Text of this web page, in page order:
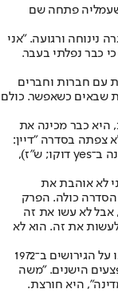
כשעמליה פתחה שם
נינוחה ורגועה. "אני
כבר נפלתי בעבר.
עם חברות וחברים
שבאים כשאפשר. כולם
היא כבר מכינה את
צפתה בסדרה "דיין:
המשפחה הראשונה" שיצרה ענת גורן (ושודרה השנה ב־yes דוקו; ש"ז),
לא אוהבת את
כולה. הפרק
אבל לא עשו את זה
את זה. הוא לא
כשאני שואלת אותה על משה, על רגשותיה כלפיו או על הגירושים ב־1972
הישנים. "משה
היא חורצת.